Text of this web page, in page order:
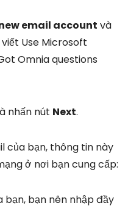
email account và
Use Microsoft
Omnia questions
nhấn nút Next.
của bạn, thông tin này
ở nơi bạn cung cấp:
bạn, bạn nên nhập đầy